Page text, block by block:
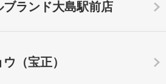
ブランド大島駅前店
（宝正）